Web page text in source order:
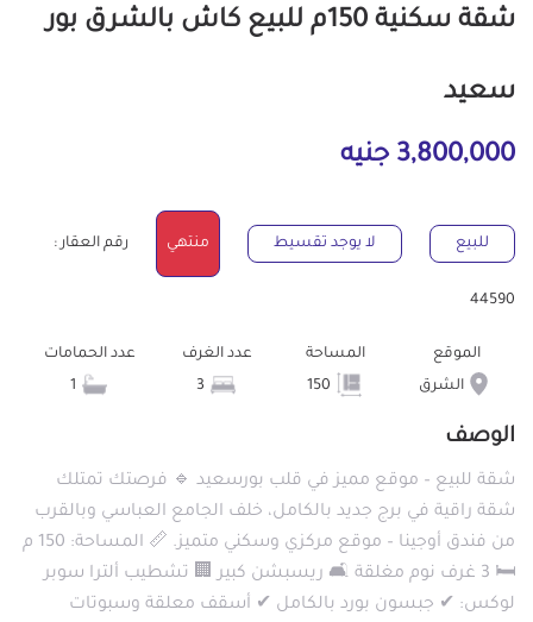
شقة سكنية 150م للبيع كاش بالشرق بور
سعيد
3,800,000 جنيه
للبيع لا يوجد تقسيط منتهي رقم العقار :
44590
الموقع
الشرق
المساحة
عدد الغرف
عدد الحمامات
الوصف
شقة للبيع – موقع مميز في قلب بورسعيد 🔹 فرصتك تمتلك
شقة راقية في برج جديد بالكامل، خلف الجامع العباسي وبالقرب
من فندق أوجينا – موقع مركزي وسكني متميز. 📏 المساحة: 150 م
🛏 3 غرف نوم مغلقة 🛋 ريسبشن كبير 🏢 تشطيب ألترا سوبر
لوكس: ✔ جبسون بورد بالكامل ✔ أسقف معلقة وسبوتات